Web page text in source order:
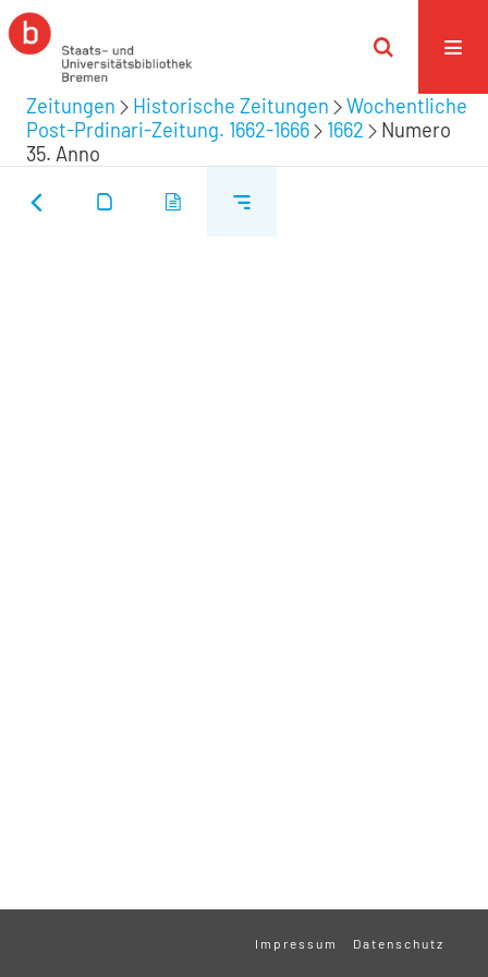
Zeitungen Historische Zeitungen
Wochentliche
Post-Prdinari-Zeitung. 1662-1666
1662
Numero
35. Anno
Impressum Datenschutz